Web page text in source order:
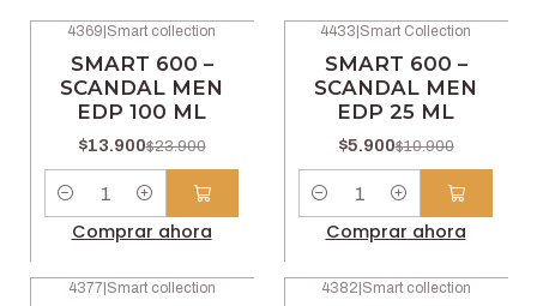
4369 Smart collection
SMART 600 –
SCANDAL MEN
EDP 100 ML
$13.900$23.900
Comprar ahora
4433 Smart Collection
SMART 600 –
SCANDAL MEN
EDP 25 ML
$5.900$10.900
Comprar ahora
4377| Smart collection 4382 Smart collection